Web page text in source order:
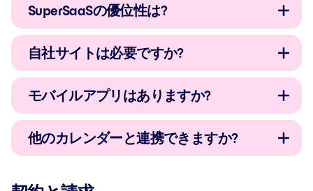
SuperSaaSの優位性は?
自社サイトは必要ですか?
モバイルアプリはありますか?
他のカレンダーと連携できますか?